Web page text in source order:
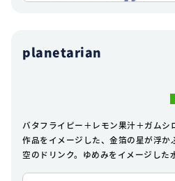
planetarian
バタフライピー＋レモン果汁＋ガムシ
作品をイメージした、金箔の星が浮か
空のドリンク。ゆめみをイメージした